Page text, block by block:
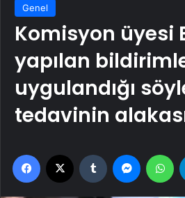
Genel
Komisyon üyesi
yapılan
uygulandığı
tedavinin
Facebook Tumblr